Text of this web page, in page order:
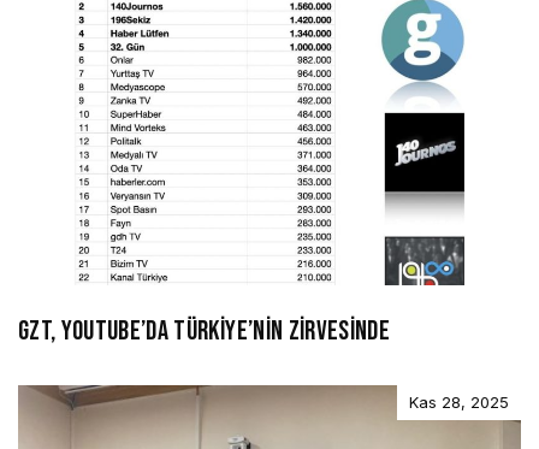
GZT, YOUTUBE’DA TÜRKİYE’NİN ZİRVESİNDE
Kas 28, 2025